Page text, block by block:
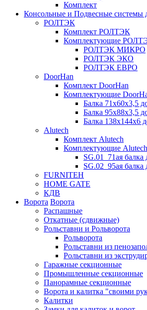
Комплект
Консольные и Подвесные системы
РОЛТЭК
Комплект РОЛТЭК
Комплектующие
РОЛТЭК МИКРО
РОЛТЭК ЭКО
РОЛТЭК ЕВРО
DoorHan
Комплект DoorHan
Комплектующие
Балка 71х60х3,5
Балка 95х88х3,5
Балка 138х144х6
Alutech
Комплект Alutech
Комплектующие Alutech
SG.01_71ая балка
SG.02_95ая балка
FURNITEH
HOME GATE
КДВ
Ворота Ворота
Распашные
Откатные (сдвижные)
Рольставни и Рольворота
Рольворота
Рольставни из
Рольставни из
Гаражные секционные
Промышленные секционные
Панорамные секционные
Ворота и калитка "своими
Калитки